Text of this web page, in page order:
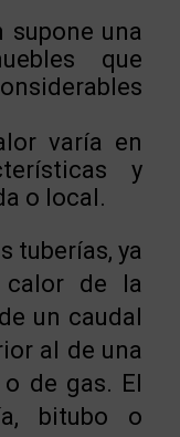
supone una
que
varía en
y
o local.
tuberías, ya
calor de la
un caudal
al de una
de gas. El
bitubo o